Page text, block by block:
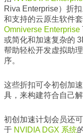
Riva Enterprise）折
和支持的云原生软件
Omniverse Enterprise
或简化和加速复杂的
帮助轻松开发虚拟助
序。
这些折扣可令初创加
具，来构建符合自己
初创加速计划会员还
于 NVIDIA DGX 系统